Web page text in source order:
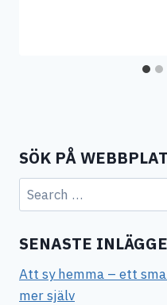
SÖK PÅ
Search
for:
SENASTE
Att sy hemma – ett
mer själv